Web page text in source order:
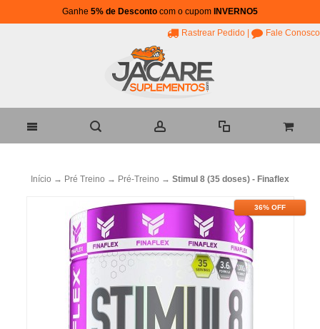
Ganhe 5% de Desconto com o cupom INVERNO5
Rastrear Pedido Fale Conosco
Início → Pré Treino → Pré-Treino → Stimul 8 (35 doses) - Finaflex
36% OFF